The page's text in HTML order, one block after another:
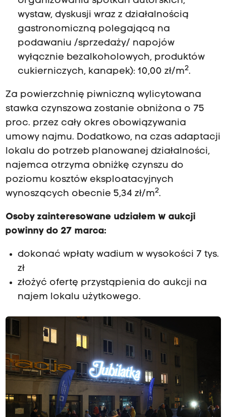
wystaw, dyskusji wraz z działalnością
gastronomiczną polegającą na
podawaniu /sprzedaży/ napojów
wyłącznie bezalkoholowych, produktów
cukierniczych, kanapek): 10,00 zł/m2.
Za powierzchnię piwniczną wylicytowana
stawka czynszowa zostanie obniżona o 75
proc. przez cały okres obowiązywania
umowy najmu. Dodatkowo, na czas adaptacji
lokalu do potrzeb planowanej działalności,
najemca otrzyma obniżkę czynszu do
poziomu kosztów eksploatacyjnych
wynoszących obecnie 5,34 zł/m2.
Osoby zainteresowane udziałem w aukcji
powinny do 27 marca:
dokonać wpłaty wadium w wysokości 7 tys.
zł
złożyć ofertę przystąpienia do aukcji na
najem lokalu użytkowego.